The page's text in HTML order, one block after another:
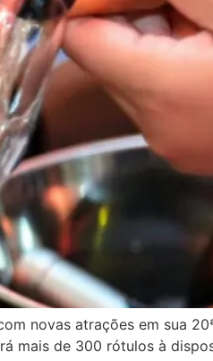
novas atrações em sua
mais de 300 rótulos à